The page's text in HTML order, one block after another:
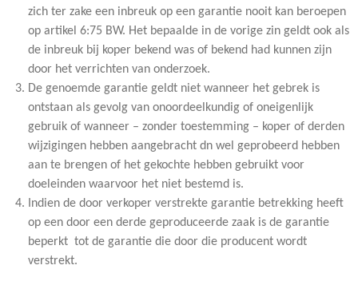
zich ter zake een inbreuk op een garantie nooit kan beroepen
op artikel 6:75 BW. Het bepaalde in de vorige zin geldt ook als
de inbreuk bij koper bekend was of bekend had kunnen zijn
door het verrichten van onderzoek.
De genoemde garantie geldt niet wanneer het gebrek is
ontstaan als gevolg van onoordeelkundig of oneigenlijk
gebruik of wanneer – zonder toestemming – koper of derden
wijzigingen hebben aangebracht dn wel geprobeerd hebben
aan te brengen of het gekochte hebben gebruikt voor
doeleinden waarvoor het niet bestemd is.
Indien de door verkoper verstrekte garantie betrekking heeft
op een door een derde geproduceerde zaak is de garantie
beperkt tot de garantie die door die producent wordt
verstrekt.